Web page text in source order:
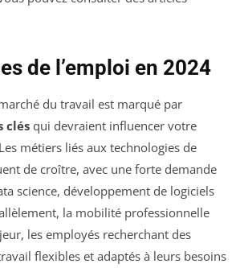
de l’emploi en 2024
du travail est marqué par
clés qui devraient influencer votre
métiers liés aux technologies de
de croître, avec une forte demande
science, développement de logiciels
la mobilité professionnelle
les employés recherchant des
flexibles et adaptés à leurs besoins